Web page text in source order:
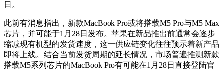
日。
此前有消息指出，新款MacBook Pro或将搭载M5 Pro与M5 Max
芯片，并可能于1月28日发布。苹果在新品推出前通常会逐步
缩减现有机型的发货速度，这一供应链变化往往预示着新产品
即将上线。结合当前发货周期的延长情况，市场普遍推测新款
搭载M5系列芯片的MacBook Pro有可能在1月28日直接登陆官